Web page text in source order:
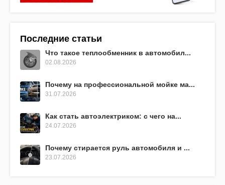
Последние статьи
Что такое теплообменник в автомобил...
02.08.2026
Почему на профессиональной мойке ма...
31.07.2026
Как стать автоэлектриком: с чего на...
24.07.2026
Почему стирается руль автомобиля и ...
23.07.2026